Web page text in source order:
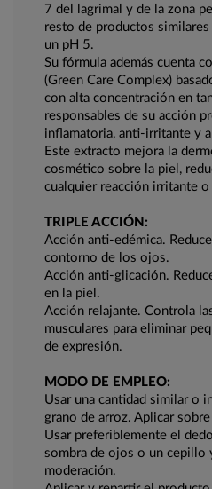
7 del lagrimal y de la zona
resto de productos
un pH 5.
Su fórmula además cuenta
(Green Care Complex)
con alta concentración en
responsables de su acción
inflamatoria, anti-irritante y
Este extracto mejora la
cosmético sobre la piel,
cualquier reacción irritante
TRIPLE ACCIÓN:
Acción anti-edémica.
contorno de los ojos.
Acción anti-glicación.
en la piel.
Acción relajante. Controla
musculares para eliminar
de expresión.
MODO DE EMPLEO:
Usar una cantidad similar o
grano de arroz. Aplicar
Usar preferiblemente el
sombra de ojos o un cepillo
moderación.